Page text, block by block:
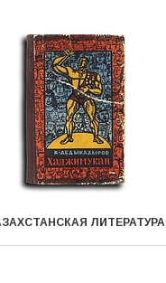
ЛИТЕРАТУРА